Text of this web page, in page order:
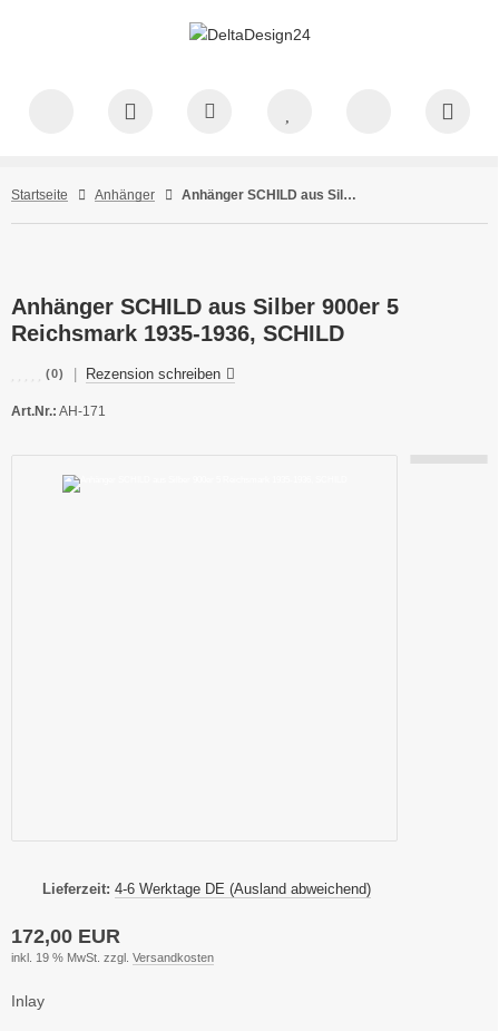
Startseite Anhänger Anhänger SCHILD aus Silber 900er 5 Reichsmark 1935-1936, SCHILD
Anhänger SCHILD aus Silber 900er 5
Reichsmark 1935-1936, SCHILD
(0) Rezension schreiben
Art.Nr.: AH-171
Lieferzeit: 4-6 Werktage DE (Ausland abweichend)
172,00 EUR
inkl. 19 % MwSt. zzgl. Versandkosten
Inlay